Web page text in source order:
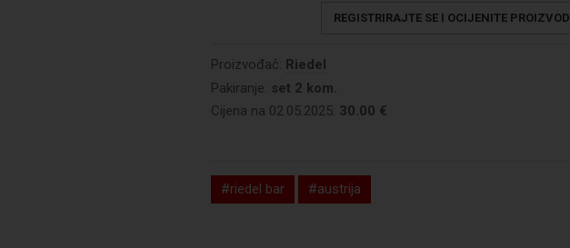
REGISTRIRAJTE SE I OCIJENITE PROIZVOD
Proizvođač: Riedel
Pakiranje: set 2 kom.
Cijena na 02.05.2025: 30.00 €
#riedel bar #austrija